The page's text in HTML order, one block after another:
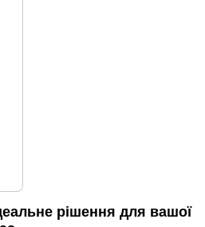
рішення для вашої